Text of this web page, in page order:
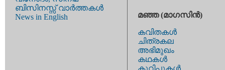
ബിസിനസ്സ് വാര്‍ത്തകള്‍
News in English
മഞ്ഞ (മാഗസിന്‍)
കവിതകള്‍
ചിത്രകല
അഭിമുഖം
കഥകള്‍
കുറിപ്പുകള്‍